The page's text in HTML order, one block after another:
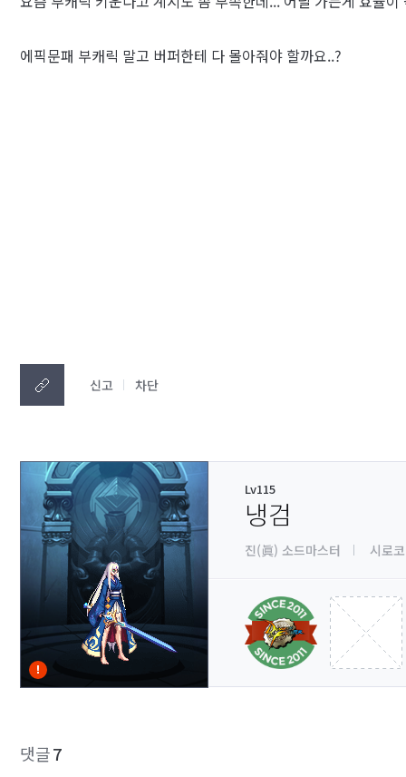
에픽문패 부캐릭 말고 버퍼한테 다 몰아줘야 할까요..?
신고 차단
Lv115
냉검
진(眞) 소드마스터 시로코
댓글7